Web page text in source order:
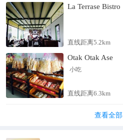
La Terrase Bistro
直线距离5.2km
Otak Otak Ase
小吃
直线距离6.3km
查看全部